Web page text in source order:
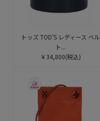
トッズ TOD’S レディース ベル
ト...
￥34,800(税込)